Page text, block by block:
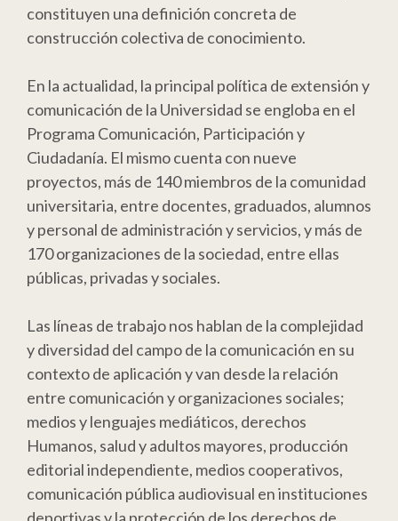
constituyen una definición concreta de
construcción colectiva de conocimiento.
En la actualidad, la principal política de extensión y
comunicación de la Universidad se engloba en el
Programa Comunicación, Participación y
Ciudadanía. El mismo cuenta con nueve
proyectos, más de 140 miembros de la comunidad
universitaria, entre docentes, graduados, alumnos
y personal de administración y servicios, y más de
170 organizaciones de la sociedad, entre ellas
públicas, privadas y sociales.
Las líneas de trabajo nos hablan de la complejidad
y diversidad del campo de la comunicación en su
contexto de aplicación y van desde la relación
entre comunicación y organizaciones sociales;
medios y lenguajes mediáticos, derechos
Humanos, salud y adultos mayores, producción
editorial independiente, medios cooperativos,
comunicación pública audiovisual en instituciones